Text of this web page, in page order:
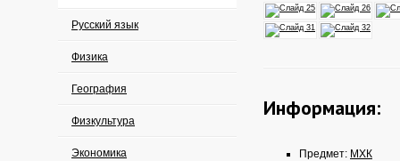
Русский язык
Физика
География
Физкультура
Экономика
Информация:
Предмет: МХК